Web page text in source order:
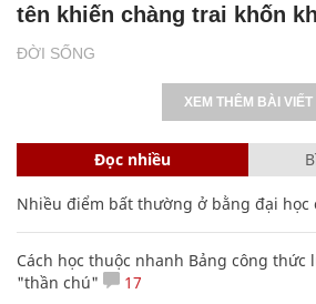
ĐỜI SỐNG
tên khiến chàng trai khốn
XEM THÊM BÀI VIẾT
Đọc nhiều
Nhiều điểm bất thường ở bằng đại học
Cách học thuộc nhanh Bảng công
"thần chú"
17